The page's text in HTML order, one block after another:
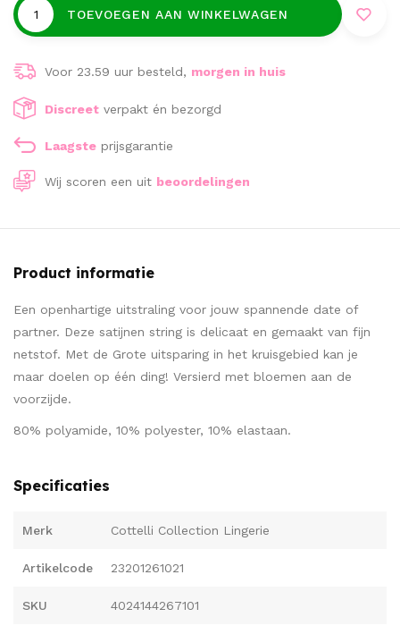
TOEVOEGEN AAN WINKELWAGEN
Voor 23.59 uur besteld, morgen in huis
Discreet verpakt én bezorgd
Laagste prijsgarantie
Wij scoren een uit beoordelingen
Product informatie
Een openhartige uitstraling voor jouw spannende date of
partner. Deze satijnen string is delicaat en gemaakt van fijn
netstof. Met de Grote uitsparing in het kruisgebied kan je
maar doelen op één ding! Versierd met bloemen aan de
voorzijde.
80% polyamide, 10% polyester, 10% elastaan.
Specificaties
Merk Cottelli Collection Lingerie
Artikelcode 23201261021
SKU 4024144267101